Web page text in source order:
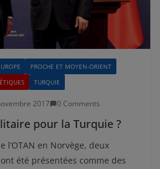
PROCHE ET MOYEN-ORIENT
TURQUIE
2017 0 Comments
pour la Turquie ?
l’OTAN en Norvège, deux
été présentées comme des